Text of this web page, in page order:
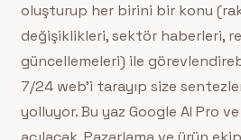
oluşturup her birini bir konu
değişiklikleri, sektör haberleri,
güncellemeleri) ile
7/24 web’i tarayıp size
yolluyor. Bu yaz Google AI Pro